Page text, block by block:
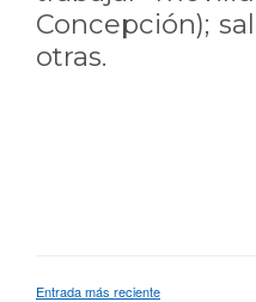
Concepción);
otras.
Entrada más reciente